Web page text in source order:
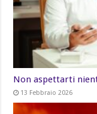
Non aspettarti
13 Febbraio 2026